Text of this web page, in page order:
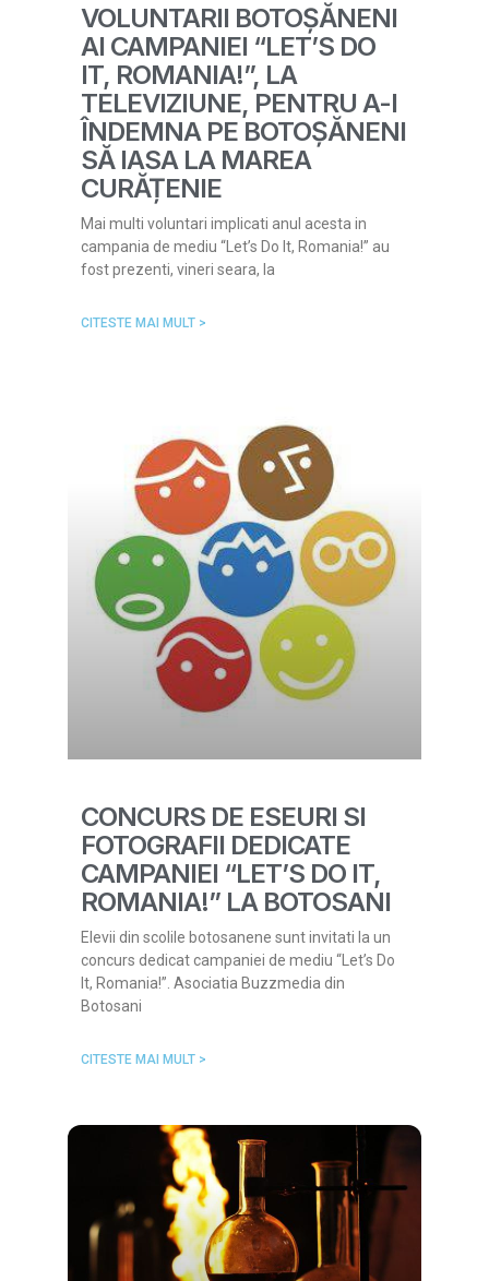
VOLUNTARII BOTOȘĂNENI
AI CAMPANIEI “LET’S DO
IT, ROMANIA!”, LA
TELEVIZIUNE, PENTRU A-I
ÎNDEMNA PE BOTOȘĂNENI
SĂ IASA LA MAREA
CURĂȚENIE
Mai multi voluntari implicati anul acesta in
campania de mediu “Let’s Do It, Romania!” au
fost prezenti, vineri seara, la
CITESTE MAI MULT >
CONCURS DE ESEURI SI
FOTOGRAFII DEDICATE
CAMPANIEI “LET’S DO IT,
ROMANIA!” LA BOTOSANI
Elevii din scolile botosanene sunt invitati la un
concurs dedicat campaniei de mediu “Let’s Do
It, Romania!”. Asociatia Buzzmedia din
Botosani
CITESTE MAI MULT >